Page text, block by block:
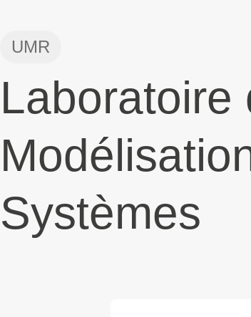
UMR
Laboratoire
Systèmes